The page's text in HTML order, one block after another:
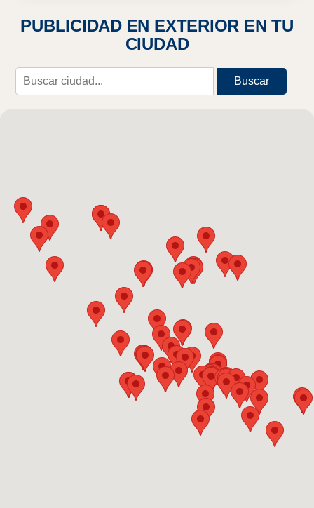
PUBLICIDAD EN EXTERIOR EN TU
CIUDAD
Buscar